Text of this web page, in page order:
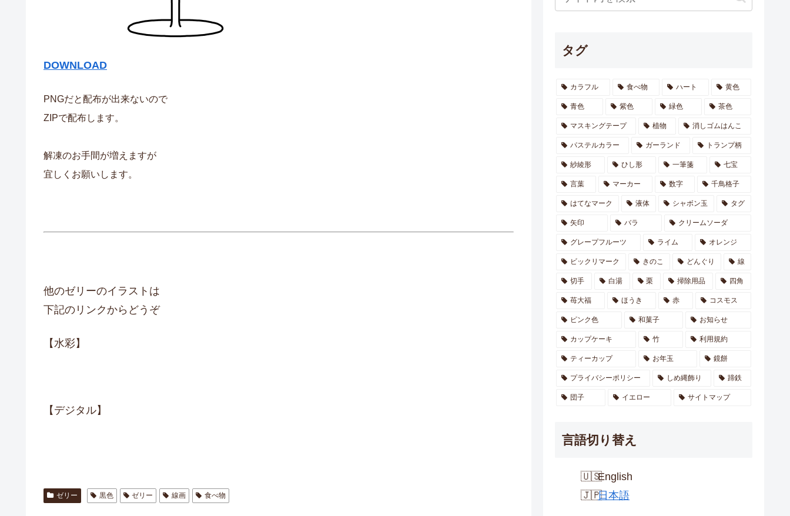
DOWNLOAD
PNGだと配布が出来ないので
ZIPで配布します。
解凍のお手間が増えますが
宜しくお願いします。
他のゼリーのイラストは
下記のリンクからどうぞ
【水彩】
【デジタル】
ゼリー 黒色 ゼリー 線画 食べ物
タグ
カラフル 食べ物 ハート 黄色
青色 紫色 緑色 茶色
マスキングテープ 植物 消しゴムはんこ
パステルカラー ガーランド トランプ柄
紗綾形 ひし形 一筆箋 七宝
言葉 マーカー 数字 千鳥格子
はてなマーク 液体 シャボン玉 タグ
矢印 バラ クリームソーダ
グレープフルーツ ライム オレンジ
ビックリマーク きのこ どんぐり 線
切手 白湯 栗 掃除用品 四角
苺大福 ほうき 赤 コスモス
ピンク色 和菓子 お知らせ
カップケーキ 竹 利用規約
ティーカップ お年玉 鏡餅
プライバシーポリシー しめ縄飾り 蹄鉄
団子 イエロー サイトマップ
言語切り替え
English
日本語